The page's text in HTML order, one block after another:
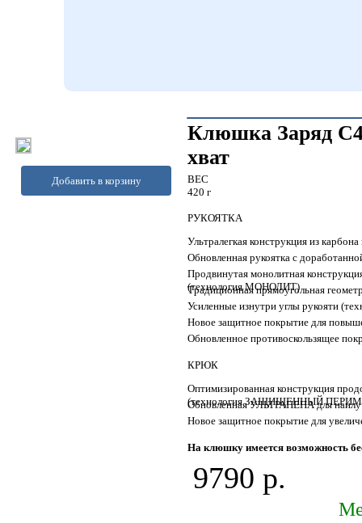
Добавить в корзину
Клюшка Заряд
хват
ВЕС
420 г
РУКОЯТКА
Ультралегкая конструкция из
Обновленная рукоятка с
Продвинутая монолитная
(технология МОНОЛИТ)
Традиционная прямоугольная
Усиленные изнутри углы рукояти
Новое защитное покрытие для
Обновленное противоскользящее
КРЮК
Оптимизированная конструкция
(технология ЗАЩИЩЕННЫЙ
Обновленная УЛЬТРАПЕНА для
Новое защитное покрытие для
На клюшку имеется возможность
9790 р.